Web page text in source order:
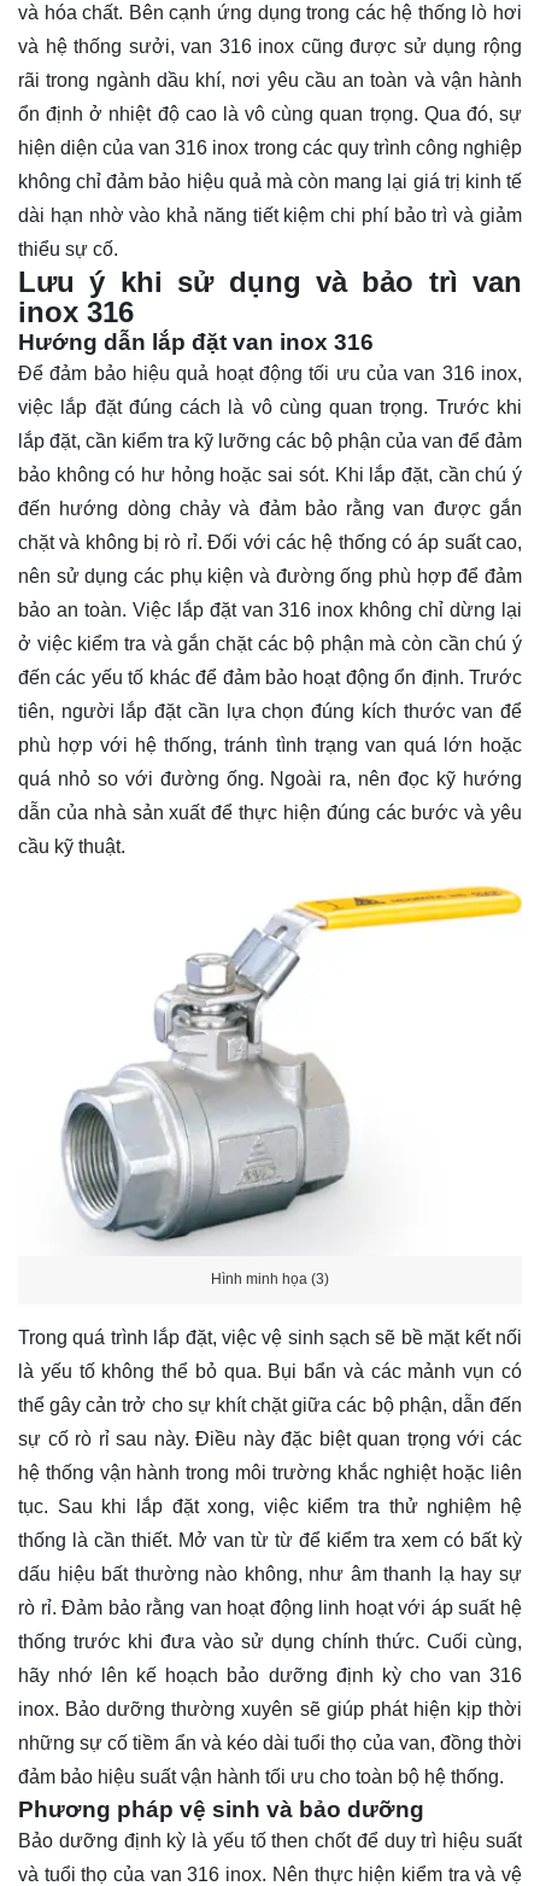
và hóa chất. Bên cạnh ứng dụng trong các hệ thống lò hơi
và hệ thống sưởi, van 316 inox cũng được sử dụng rộng
rãi trong ngành dầu khí, nơi yêu cầu an toàn và vận hành
ổn định ở nhiệt độ cao là vô cùng quan trọng. Qua đó, sự
hiện diện của van 316 inox trong các quy trình công nghiệp
không chỉ đảm bảo hiệu quả mà còn mang lại giá trị kinh tế
dài hạn nhờ vào khả năng tiết kiệm chi phí bảo trì và giảm
thiểu sự cố.
Lưu ý khi sử dụng và bảo trì van
inox 316
Hướng dẫn lắp đặt van inox 316
Để đảm bảo hiệu quả hoạt động tối ưu của van 316 inox,
việc lắp đặt đúng cách là vô cùng quan trọng. Trước khi
lắp đặt, cần kiểm tra kỹ lưỡng các bộ phận của van để đảm
bảo không có hư hỏng hoặc sai sót. Khi lắp đặt, cần chú ý
đến hướng dòng chảy và đảm bảo rằng van được gắn
chặt và không bị rò rỉ. Đối với các hệ thống có áp suất cao,
nên sử dụng các phụ kiện và đường ống phù hợp để đảm
bảo an toàn. Việc lắp đặt van 316 inox không chỉ dừng lại
ở việc kiểm tra và gắn chặt các bộ phận mà còn cần chú ý
đến các yếu tố khác để đảm bảo hoạt động ổn định. Trước
tiên, người lắp đặt cần lựa chọn đúng kích thước van để
phù hợp với hệ thống, tránh tình trạng van quá lớn hoặc
quá nhỏ so với đường ống. Ngoài ra, nên đọc kỹ hướng
dẫn của nhà sản xuất để thực hiện đúng các bước và yêu
cầu kỹ thuật.
Hình minh họa (3)
Trong quá trình lắp đặt, việc vệ sinh sạch sẽ bề mặt kết nối
là yếu tố không thể bỏ qua. Bụi bẩn và các mảnh vụn có
thể gây cản trở cho sự khít chặt giữa các bộ phận, dẫn đến
sự cố rò rỉ sau này. Điều này đặc biệt quan trọng với các
hệ thống vận hành trong môi trường khắc nghiệt hoặc liên
tục. Sau khi lắp đặt xong, việc kiểm tra thử nghiệm hệ
thống là cần thiết. Mở van từ từ để kiểm tra xem có bất kỳ
dấu hiệu bất thường nào không, như âm thanh lạ hay sự
rò rỉ. Đảm bảo rằng van hoạt động linh hoạt với áp suất hệ
thống trước khi đưa vào sử dụng chính thức. Cuối cùng,
hãy nhớ lên kế hoạch bảo dưỡng định kỳ cho van 316
inox. Bảo dưỡng thường xuyên sẽ giúp phát hiện kịp thời
những sự cố tiềm ẩn và kéo dài tuổi thọ của van, đồng thời
đảm bảo hiệu suất vận hành tối ưu cho toàn bộ hệ thống.
Phương pháp vệ sinh và bảo dưỡng
Bảo dưỡng định kỳ là yếu tố then chốt để duy trì hiệu suất
và tuổi thọ của van 316 inox. Nên thực hiện kiểm tra và vệ